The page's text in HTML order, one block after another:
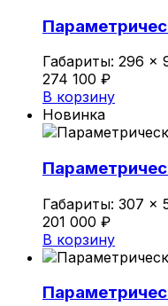
0
Обзор корзины
В корзине нет
Габариты: 296 ×
274 100 ₽
В корзину
Новинка
Габариты: 307 ×
201 000 ₽
В корзину